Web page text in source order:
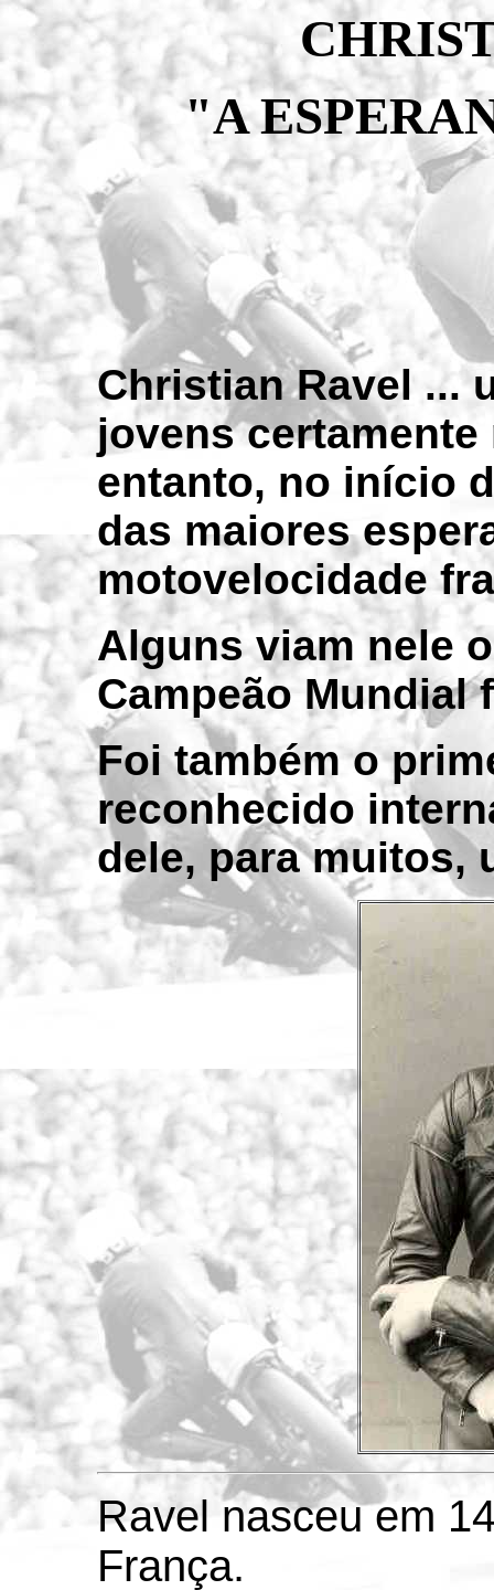
"A
Christian Ravel ...
jovens
entanto, no início
das maiores
motovelocidade
Alguns viam nele
Campeão Mundial
Foi também o
reconhecido
dele, para muitos,
Ravel nasceu em
França.